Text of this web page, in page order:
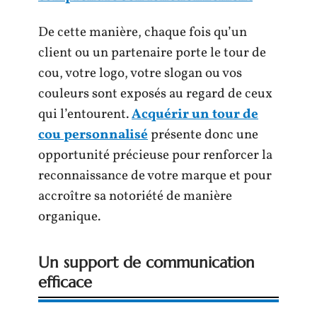
De cette manière, chaque fois qu’un
client ou un partenaire porte le tour de
cou, votre logo, votre slogan ou vos
couleurs sont exposés au regard de ceux
qui l’entourent.Acquérir un tour de
cou personnaliséprésente donc une
opportunité précieuse pour renforcer la
reconnaissance de votre marque et pour
accroître sa notoriété de manière
organique.
Un support de communication
efficace